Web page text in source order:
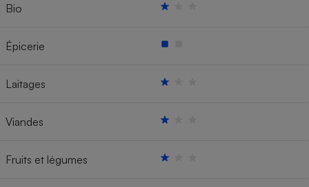
Bio
Épicerie
Laitages
Viandes
Fruits et légumes